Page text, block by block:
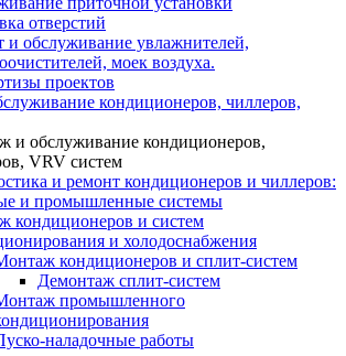
отверстий
и обслуживание увлажнителей,
моек воздуха.
проектов
кондиционеров, чиллеров,
и обслуживание кондиционеров,
VRV систем
и ремонт кондиционеров и чиллеров:
и промышленные системы
кондиционеров и систем
и холодоснабжения
кондиционеров и сплит-систем
Демонтаж сплит-систем
промышленного
наладочные работы